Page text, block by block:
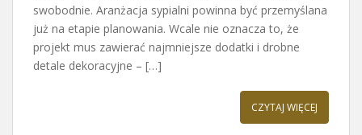
swobodnie. Aranżacja sypialni powinna być przemyślana
już na etapie planowania. Wcale nie oznacza to, że
projekt mus zawierać najmniejsze dodatki i drobne
detale dekoracyjne – […]
CZYTAJ WIĘCEJ